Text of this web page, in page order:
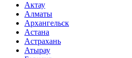
Актау
Алматы
Архангельск
Астана
Астрахань
Атырау